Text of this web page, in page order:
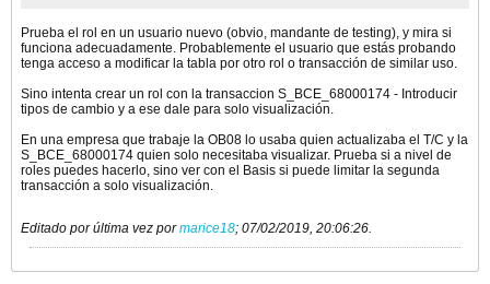
Prueba el rol en un usuario nuevo (obvio, mandante de testing), y mira si
funciona adecuadamente. Probablemente el usuario que estás probando
tenga acceso a modificar la tabla por otro rol o transacción de similar uso.
Sino intenta crear un rol con la transaccion S_BCE_68000174 - Introducir
tipos de cambio y a ese dale para solo visualización.
En una empresa que trabaje la OB08 lo usaba quien actualizaba el T/C y la
S_BCE_68000174 quien solo necesitaba visualizar. Prueba si a nivel de
roles puedes hacerlo, sino ver con el Basis si puede limitar la segunda
transacción a solo visualización.
Editado por última vez pormarice18; 07/02/2019, 20:06:26.